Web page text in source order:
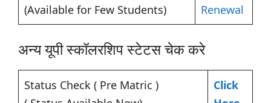
(Available for Few Students)
Renewal
अन्य यूपी स्कॉलरशिप स्टेटस चेक करे
Status Check ( Pre Matric )
Click